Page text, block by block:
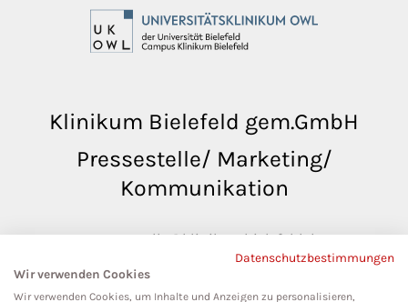
Klinikum Bielefeld gem.GmbH
Pressestelle/ Marketing/
Kommunikation
pressestelle@klinikumbielefeld.de
Teutoburger Str. 50
33604 Bielefeld
Datenschutzbestimmungen
Wir verwenden Cookies
Wir verwenden Cookies, um Inhalte und Anzeigen zu personalisieren,